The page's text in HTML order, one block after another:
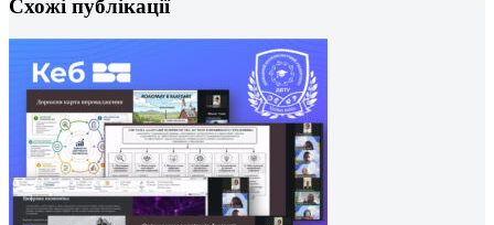
Схожі публікації